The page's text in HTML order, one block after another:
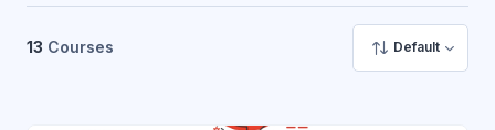
13 Courses Default